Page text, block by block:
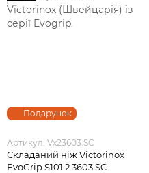
Подарунок
Артикул: Vx23603.SC
Складаний ніж Victorinox
EvoGrip S101 2.3603.SC